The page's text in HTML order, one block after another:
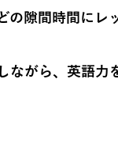
の隙間時間にレ
ながら、英語力